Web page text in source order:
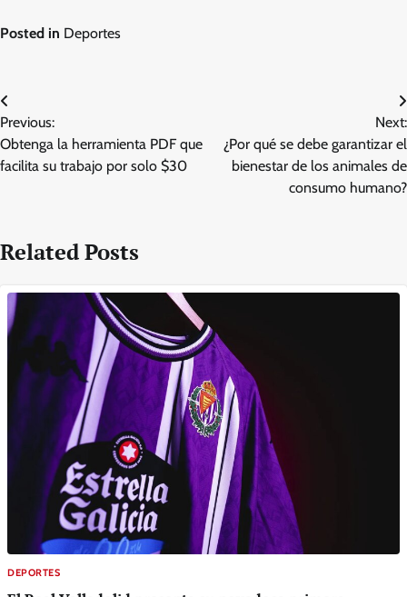
Posted in Deportes
Post
navigation
Previous:
Obtenga la herramienta PDF que
facilita su trabajo por solo $30
Next:
¿Por qué se debe garantizar el
bienestar de los animales de
consumo humano?
Related Posts
DEPORTES